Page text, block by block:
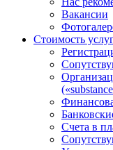
Вакансии
Стоимость
Счета в